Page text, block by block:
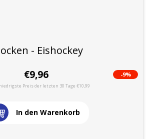
- Eishockey
€9,96 -9%
Preis der letzten 30 Tage €10,99
In den Warenkorb